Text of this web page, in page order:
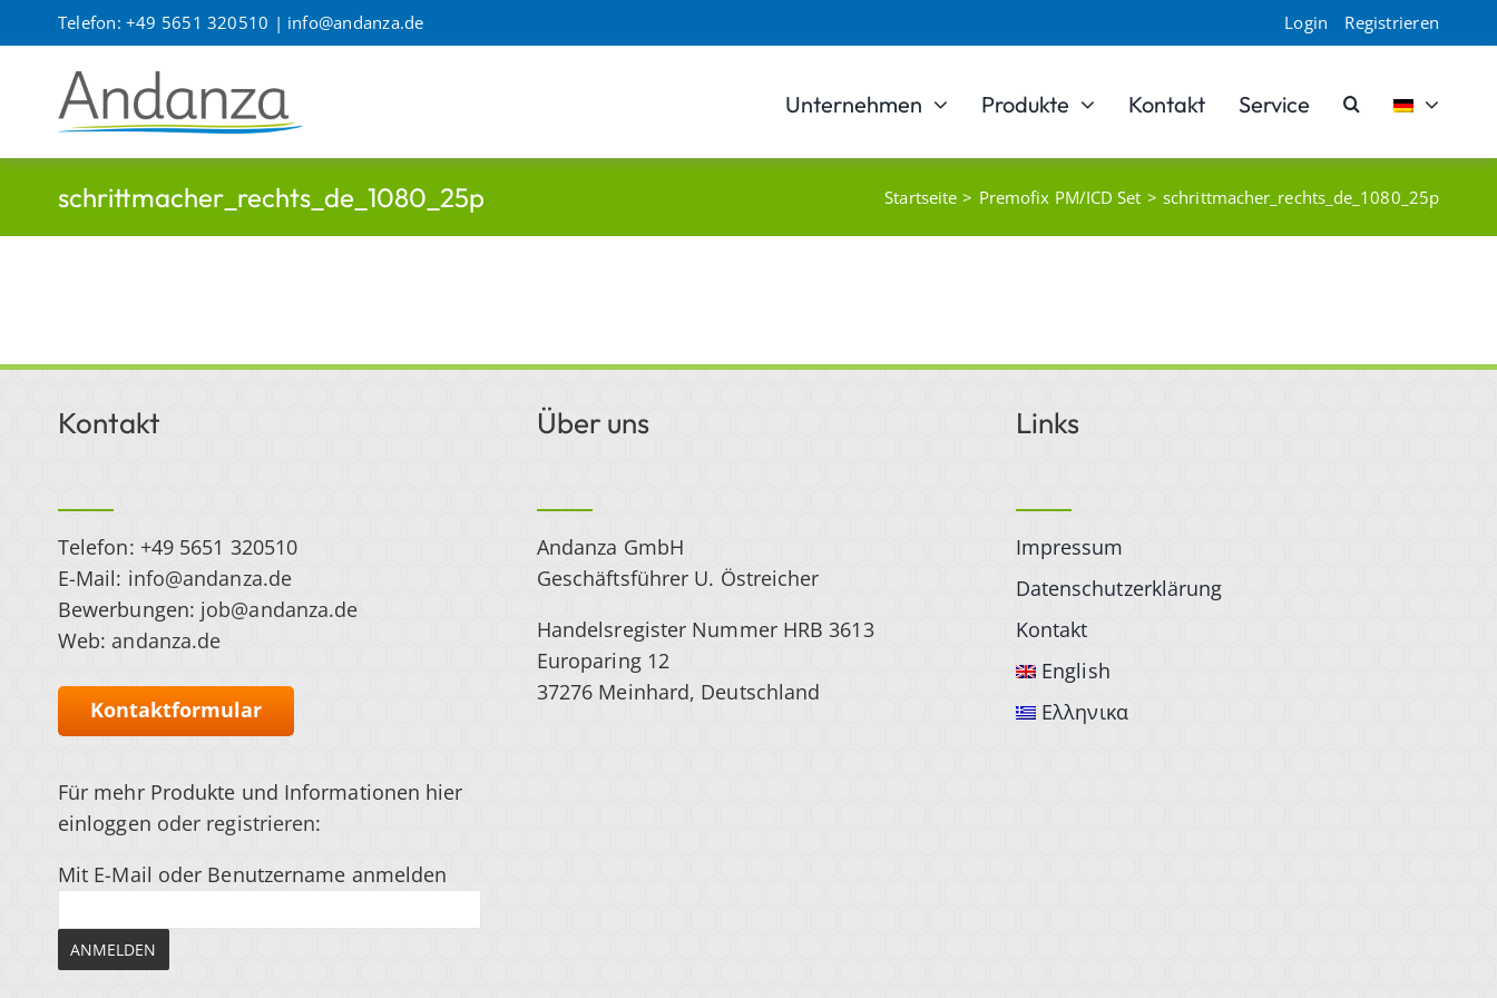
Inhalt
springen
Telefon: +49 5651 320510 | info@andanza.de Login Registrieren
Unternehmen Produkte Kontakt Service
schrittmacher_rechts_de_1080_25p Startseite Premofix PM/ICD Set schrittmacher_rechts_de_1080_25p
Kontakt
Telefon: +49 5651 320510
E-Mail: info@andanza.de
Bewerbungen: job@andanza.de
Web:andanza.de
Kontaktformular
Für mehr Produkte und Informationen hier
einloggen oder registrieren:
Mit E-Mail oder Benutzername anmelden
Über uns
Andanza GmbH
Geschäftsführer U. Östreicher
Handelsregister Nummer HRB 3613
Europaring 12
37276 Meinhard, Deutschland
Links
Impressum
Datenschutzerklärung
Kontakt
English
Ελληνικα